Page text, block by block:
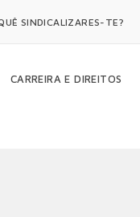
SINDICALIZARES-TE?
CARREIRA E DIREITOS